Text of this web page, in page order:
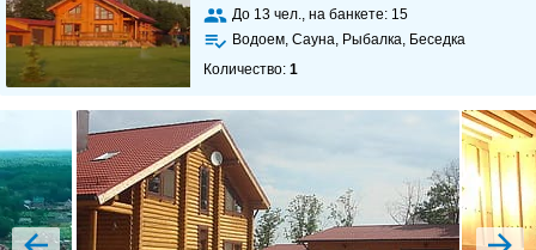
До 13 чел., на банкете: 15
Водоем, Сауна, Рыбалка, Беседка
Количество: 1